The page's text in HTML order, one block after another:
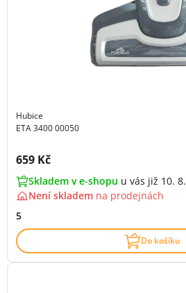
Hubice
ETA 3400 00050
Cena s DPH:
659 Kč
Skladem v e-shopu u vás již 10. 8.
Není skladem na prodejnách
5
Do košíku